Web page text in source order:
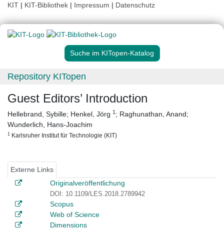
KIT | KIT-Bibliothek | Impressum | Datenschutz
Suche im KITopen-Katalog
Repository KITopen
Guest Editors’ Introduction
Hellebrand, Sybille; Henkel, Jörg 1 ; Raghunathan, Anand;
Wunderlich, Hans-Joachim
1 Karlsruher Institut für Technologie (KIT)
Externe Links
Originalveröffentlichung
DOI: 10.1109/LES.2018.2789942
Scopus
Web of Science
Dimensions